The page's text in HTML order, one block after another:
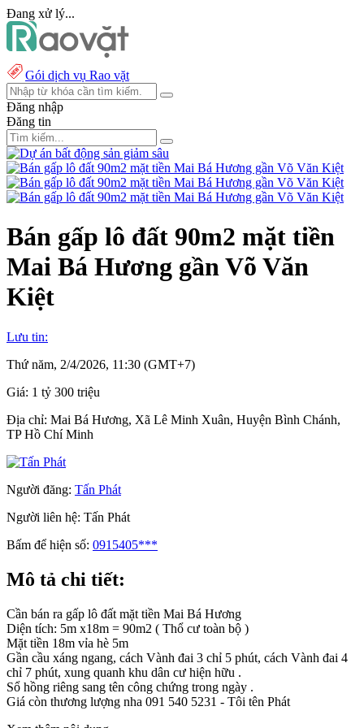
Đang xử lý...
Gói dịch vụ Rao vặt
Đăng nhập
Đăng tin
Bán gấp lô đất 90m2 mặt tiền
Mai Bá Hương gần Võ Văn
Kiệt
Lưu tin:
Thứ năm, 2/4/2026, 11:30 (GMT+7)
Giá: 1 tỷ 300 triệu
Địa chỉ: Mai Bá Hương, Xã Lê Minh Xuân, Huyện Bình Chánh,
TP Hồ Chí Minh
Người đăng: Tấn Phát
Người liên hệ: Tấn Phát
Bấm để hiện số: 0915405***
Mô tả chi tiết:
Cần bán ra gấp lô đất mặt tiền Mai Bá Hương
Diện tích: 5m x18m = 90m2 ( Thổ cư toàn bộ )
Mặt tiền 18m vỉa hè 5m
Gần cầu xáng ngang, cách Vành đai 3 chỉ 5 phút, cách Vành đai 4
chỉ 7 phút, xung quanh khu dân cư hiện hữu .
Sổ hồng riêng sang tên công chứng trong ngày .
Giá còn thương lượng nha 091 540 5231 - Tôi tên Phát